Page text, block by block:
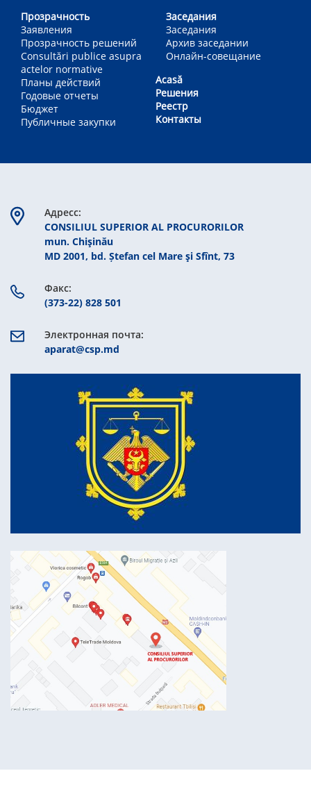
Прозрачность
Заявления
Прозрачность решений
Consultări publice asupra
actelor normative
Планы действий
Годовые отчеты
Бюджет
Публичные закупки
Заседания
Заседания
Архив заседании
Онлайн-совещание
Acasă
Решения
Реестр
Контакты
Aдресс:
CONSILIUL SUPERIOR AL PROCURORILOR
mun. Chişinău
MD 2001, bd. Ștefan cel Mare şi Sfînt, 73
Факс:
(373-22) 828 501
Электронная почта:
aparat@csp.md